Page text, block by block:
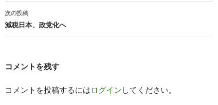
ナ
ビ
ゲ
ョ
次の投稿
減税日本、政党化へ
コメントを残す
コメントを投稿するには ログイン してください。